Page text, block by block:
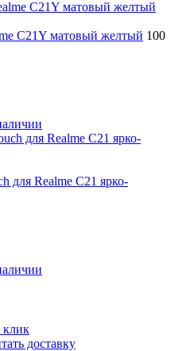
C21Y матовый желтый 100
для Realme C21 ярко-
клик
доставку